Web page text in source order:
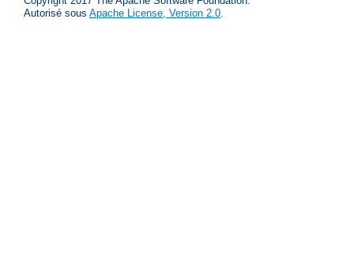
Autorisé sous Apache License, Version 2.0.